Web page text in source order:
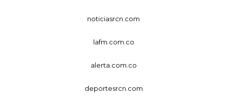
noticiasrcn.com
lafm.com.co
alerta.com.co
deportesrcn.com